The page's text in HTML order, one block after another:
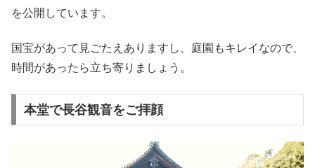
を公開しています。
国宝があって見ごたえありますし、庭園もキレイなので、
時間があったら立ち寄りましょう。
本堂で長谷観音をご拝顔